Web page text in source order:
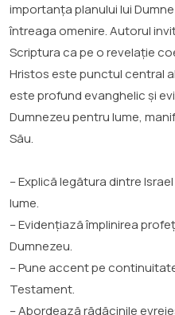
importanța planului lui
întreaga omenire. Autorul
Scriptura ca pe o revelație
Hristos este punctul central
este profund evanghelic și
Dumnezeu pentru lume,
Său.
– Explică legătura dintre
lume.
– Evidențiază împlinirea
Dumnezeu.
– Pune accent pe
Testament.
– Abordează rădăcinile